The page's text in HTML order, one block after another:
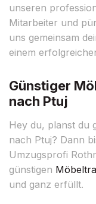
unseren
Mitarbeiter und
uns gemeinsam
einem
Günstiger
nach Ptuj
Hey du, planst du
nach Ptuj? Dann
Umzugsprofi
günstigen
und ganz erfüllt.